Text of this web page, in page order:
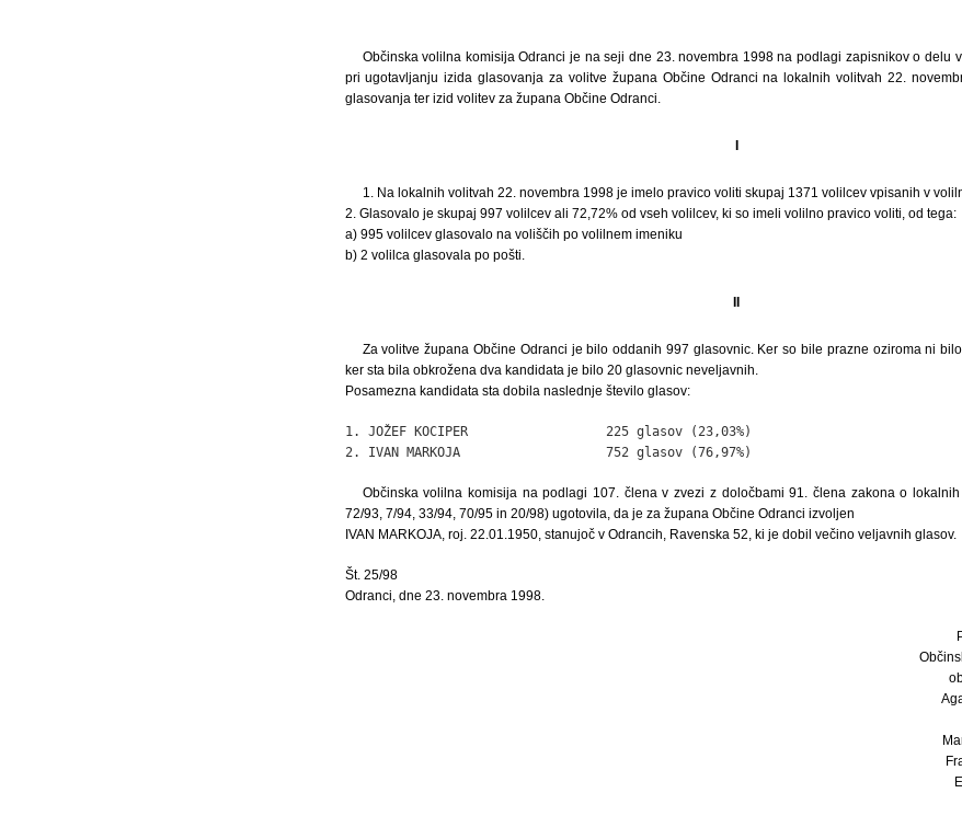
Občinska volilna komisija Odranci je na seji dne 23. novembra 1998 na podlagi zapisnikov o delu
pri ugotavljanju izida glasovanja za volitve župana Občine Odranci na lokalnih volitvah 22.
glasovanja ter izid volitev za župana Občine Odranci.
I
1. Na lokalnih volitvah 22. novembra 1998 je imelo pravico voliti skupaj 1371 volilcev vpisanih v
2. Glasovalo je skupaj 997 volilcev ali 72,72% od vseh volilcev, ki so imeli volilno pravico voliti, od tega:
a) 995 volilcev glasovalo na voliščih po volilnem imeniku
b) 2 volilca glasovala po pošti.
II
Za volitve župana Občine Odranci je bilo oddanih 997 glasovnic. Ker so bile prazne oziroma ni
ker sta bila obkrožena dva kandidata je bilo 20 glasovnic neveljavnih.
Posamezna kandidata sta dobila naslednje število glasov:
1. JOŽEF KOCIPER                  225 glasov (23,03%)
2. IVAN MARKOJA                   752 glasov (76,97%)
Občinska volilna komisija na podlagi 107. člena v zvezi z določbami 91. člena zakona o
72/93, 7/94, 33/94, 70/95 in 20/98) ugotovila, da je za župana Občine Odranci izvoljen
IVAN MARKOJA, roj. 22.01.1950, stanujoč v Odrancih, Ravenska 52, ki je dobil večino veljavnih glasov.
Št. 25/98
Odranci, dne 23. novembra 1998.